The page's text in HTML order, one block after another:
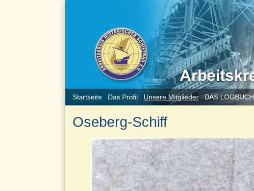
Startseite Das Profil Unsere Mitglieder DAS LOGBUCH
Oseberg-Schiff